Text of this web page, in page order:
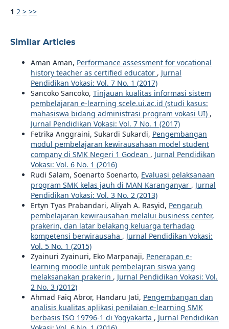
1 2 > >>
Similar Articles
Aman Aman, Performance assessment for vocational
history teacher as certified educator , Jurnal
Pendidikan Vokasi: Vol. 7 No. 1 (2017)
Sancoko Sancoko, Tinjauan kualitas informasi sistem
pembelajaran e-learning scele.ui.ac.id (studi kasus:
mahasiswa bidang administrasi program vokasi UI) ,
Jurnal Pendidikan Vokasi: Vol. 7 No. 1 (2017)
Fetrika Anggraini, Sukardi Sukardi, Pengembangan
modul pembelajaran kewirausahaan model student
company di SMK Negeri 1 Godean , Jurnal Pendidikan
Vokasi: Vol. 6 No. 1 (2016)
Rudi Salam, Soenarto Soenarto, Evaluasi pelaksanaan
program SMK kelas jauh di MAN Karanganyar , Jurnal
Pendidikan Vokasi: Vol. 3 No. 2 (2013)
Ertyn Tyas Prabandari, Aliyah A. Rasyid, Pengaruh
pembelajaran kewirausahan melalui business center,
prakerin, dan latar belakang keluarga terhadap
kompetensi berwirausaha , Jurnal Pendidikan Vokasi:
Vol. 5 No. 1 (2015)
Zyainuri Zyainuri, Eko Marpanaji, Penerapan e-
learning moodle untuk pembelajran siswa yang
melaksanakan prakerin , Jurnal Pendidikan Vokasi: Vol.
2 No. 3 (2012)
Ahmad Faiq Abror, Handaru Jati, Pengembangan dan
analisis kualitas aplikasi penilaian e-learning SMK
berbasis ISO 19796-1 di Yogyakarta , Jurnal Pendidikan